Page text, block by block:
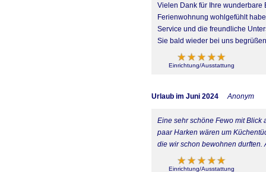
Vielen Dank für Ihre wunderbare
Ferienwohnung wohlgefühlt
Service und die freundliche
Sie bald wieder bei uns
Einrichtung/Ausstattung
Urlaub im Juni 2024 Anonym
Eine sehr schöne Fewo mit Blick
paar Harken wären um
die wir schon bewohnen
Einrichtung/Ausstattung